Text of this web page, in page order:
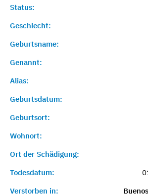
Status:
Geschlecht:
Geburtsname:
Genannt:
Alias:
Geburtsdatum:
Geburtsort:
Wohnort:
Ort der Schädigung:
Todesdatum:
Verstorben in: